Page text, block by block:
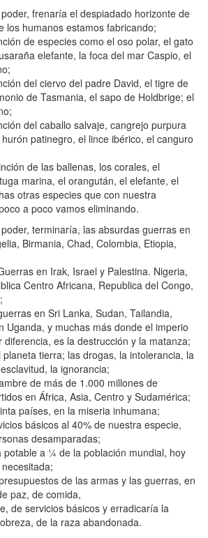
frenaría el despiadado horizonte de
los humanos estamos fabricando;
de especies como el oso polar, el gato
elefante, la foca del mar Caspio, el
del ciervo del padre David, el tigre de
de Tasmania, el sapo de Holdbrige; el
del caballo salvaje, cangrejo purpura
patinegro, el lince ibérico, el canguro
de las ballenas, los corales, el
marina, el orangután, el elefante, el
otras especies que con nuestra
a poco vamos eliminando.
terminaría, las absurdas guerras en
Birmania, Chad, Colombia, Etiopia,
en Irak, Israel y Palestina. Nigeria,
Centro Africana, Republica del Congo,
en Sri Lanka, Sudan, Tailandia,
Uganda, y muchas más donde el imperio
diferencia, es la destrucción y la matanza;
tierra; las drogas, la intolerancia, la
la ignorancia;
de más de 1.000 millones de
en África, Asia, Centro y Sudamérica;
países, en la miseria inhumana;
básicos al 40% de nuestra especie,
desamparadas;
potable a ¼ de la población mundial, hoy
de las armas y las guerras, en
paz, de comida,
de servicios básicos y erradicaría la
de la raza abandonada.